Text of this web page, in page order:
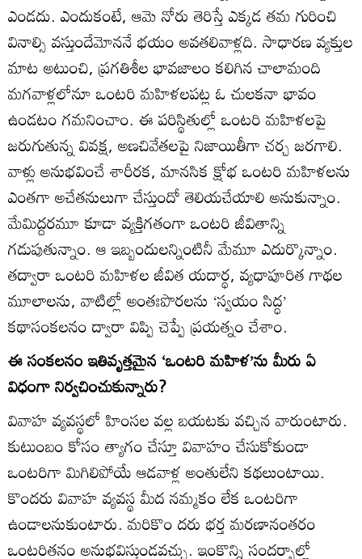
ఎండదు. ఎందుకంటే, ఆమె నోరు తెరిస్తే ఎక్కడ తమ గురించి
వినాల్సి వస్తుందేమోననే భయం అవతలివాళ్లది. సాధారణ వ్యక్తుల
మాట అటుంచి, ప్రగతిశీల భావజాలం కలిగిన చాలామంది
మగవాళ్లలోనూ ఒంటరి మహిళలపట్ల ఓ చులకనా భావం
ఉండటం గమనించాం. ఈ పరిస్థితుల్లో ఒంటరి మహిళలపై
జరుగుతున్న వివక్ష, అణచివేతలపై నిజాయితీగా చర్చ జరగాలి.
వాళ్లు అనుభవించే శారీరక, మానసిక క్షోభ ఒంటరి మహిళలను
ఎంతగా అచేతనులుగా చేస్తుందో తెలియచేయాలి అనుకున్నాం.
మేమిద్దరమూ కూడా వ్యక్తిగతంగా ఒంటరి జీవితాన్ని
గడుపుతున్నాం. ఆ ఇబ్బందులన్నింటినీ మేమూ ఎదుర్కొన్నాం.
తద్వారా ఒంటరి మహిళల జీవిత యదార్థ, వ్యధాపూరిత గాథల
మూలాలను, వాటిల్లో అంతఃపొరలను ‘స్వయం సిద్ధ’
కథాసంకలనం ద్వారా విప్పి చెప్పే ప్రయత్నం చేశాం.
ఈ సంకలనం ఇతివృత్తమైన ‘ఒంటరి మహిళ’ను మీరు ఏ
విధంగా నిర్వచించుకున్నారు?
వివాహ వ్యవస్థలో హింసల వల్ల బయటకు వచ్చిన వారుంటారు.
కుటుంబం కోసం త్యాగం చేస్తూ వివాహం చేసుకోకుండా
ఒంటరిగా మిగిలిపోయే ఆడవాళ్ల అంతులేని కథలుంటాయి.
కొందరు వివాహ వ్యవస్థ మీద నమ్మకం లేక ఒంటరిగా
ఉండాలనుకుంటారు. మరికొం దరు భర్త మరణానంతరం
ఒంటరితనం అనుభవిస్తుండవచ్చు. ఇంకొన్ని సందర్భాల్లో